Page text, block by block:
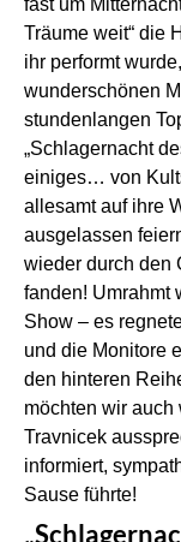
fast um
Träume weit“ die
ihr performt
wunderschönen
stundenlangen
„Schlagernacht
einiges… von
allesamt auf ihre
ausgelassen
wieder durch den
fanden! Umrahmt
Show – es
und die Monitore
den hinteren
möchten wir
Travnicek
informiert,
Sause führte!